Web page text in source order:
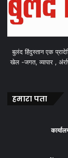
बुलंद हिंदुस्तान एक
खेल -जगत, व्यापार ,
हमारा पता